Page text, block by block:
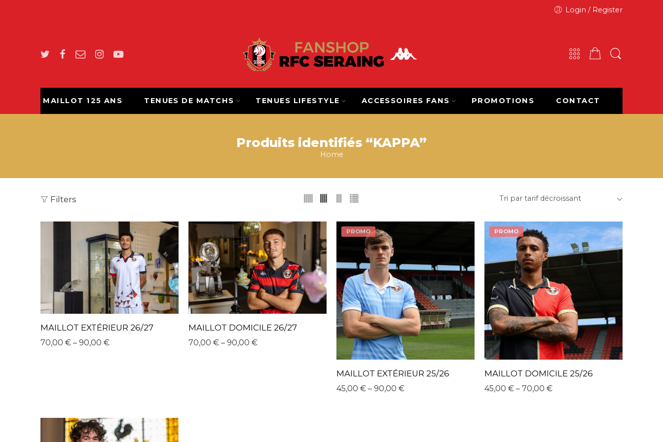
Login / Register
MAILLOT 125 ANS TENUES DE MATCHS TENUES LIFESTYLE ACCESSOIRES FANS PROMOTIONS CONTACT
Produits identifiés “KAPPA”
Home
Filters
MAILLOT EXTÉRIEUR 26/27
70,00 € – 90,00 €
MAILLOT DOMICILE 26/27
70,00 € – 90,00 €
PROMO
MAILLOT EXTÉRIEUR 25/26
45,00 € – 90,00 €
PROMO
MAILLOT DOMICILE 25/26
45,00 € – 70,00 €